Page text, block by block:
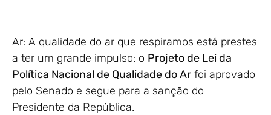
Ar: A qualidade do ar que respiramos está prestes
a ter um grande impulso: o Projeto de Lei da
Política Nacional de Qualidade do Ar foi aprovado
pelo Senado e segue para a sanção do
Presidente da República.